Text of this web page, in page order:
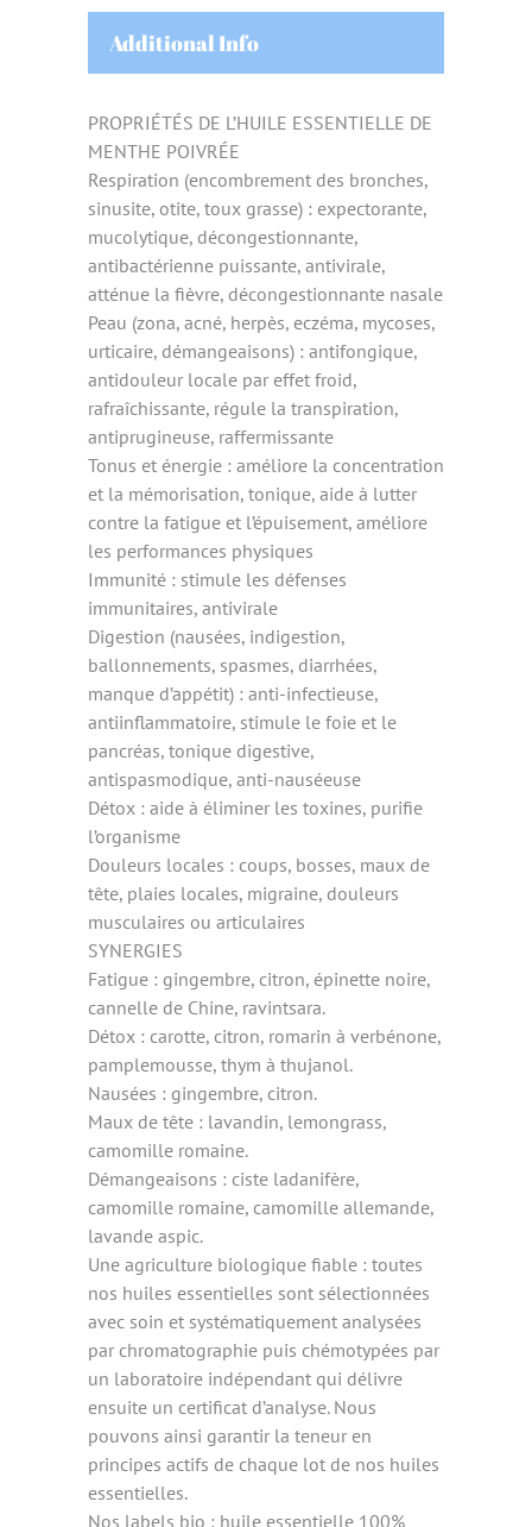
Additional Info
PROPRIÉTÉS DE L’HUILE ESSENTIELLE DE
MENTHE POIVRÉE
Respiration (encombrement des bronches,
sinusite, otite, toux grasse) : expectorante,
mucolytique, décongestionnante,
antibactérienne puissante, antivirale,
atténue la fièvre, décongestionnante nasale
Peau (zona, acné, herpès, eczéma, mycoses,
urticaire, démangeaisons) : antifongique,
antidouleur locale par effet froid,
rafraîchissante, régule la transpiration,
antiprugineuse, raffermissante
Tonus et énergie : améliore la concentration
et la mémorisation, tonique, aide à lutter
contre la fatigue et l’épuisement, améliore
les performances physiques
Immunité : stimule les défenses
immunitaires, antivirale
Digestion (nausées, indigestion,
ballonnements, spasmes, diarrhées,
manque d’appétit) : anti-infectieuse,
antiinflammatoire, stimule le foie et le
pancréas, tonique digestive,
antispasmodique, anti-nauséeuse
Détox : aide à éliminer les toxines, purifie
l’organisme
Douleurs locales : coups, bosses, maux de
tête, plaies locales, migraine, douleurs
musculaires ou articulaires
SYNERGIES
Fatigue : gingembre, citron, épinette noire,
cannelle de Chine, ravintsara.
Détox : carotte, citron, romarin à verbénone,
pamplemousse, thym à thujanol.
Nausées : gingembre, citron.
Maux de tête : lavandin, lemongrass,
camomille romaine.
Démangeaisons : ciste ladanifère,
camomille romaine, camomille allemande,
lavande aspic.
Une agriculture biologique fiable : toutes
nos huiles essentielles sont sélectionnées
avec soin et systématiquement analysées
par chromatographie puis chémotypées par
un laboratoire indépendant qui délivre
ensuite un certificat d’analyse. Nous
pouvons ainsi garantir la teneur en
principes actifs de chaque lot de nos huiles
essentielles.
Nos labels bio : huile essentielle 100%